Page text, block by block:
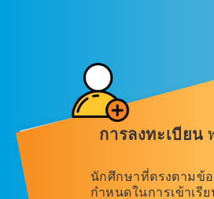
การลงทะเบียน
นักศึกษาที่ตรงตามข้อ
กำหนดในการเข้าเรี